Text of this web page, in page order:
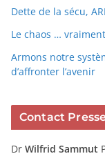
Dette de la sécu,
Le chaos …
Armons notre
d’affronter l’avenir
Contact
Dr Wilfrid Sammut